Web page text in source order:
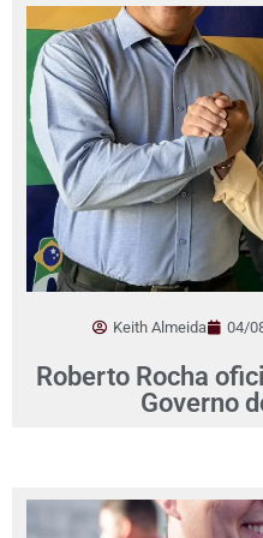
Keith Almeida 04/
Roberto Rocha
Governo